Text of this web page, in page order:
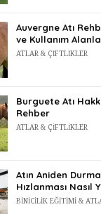
Auvergne Atı
ve Kullanım
ATLAR & ÇIFTLIKLER
Burguete Atı
Rehber
ATLAR & ÇIFTLIKLER
Atın Aniden
Hızlanması Nasıl
BINICILIK EĞITIMI &